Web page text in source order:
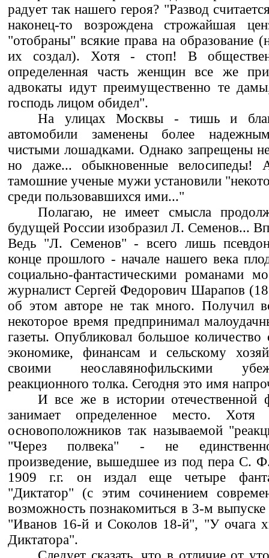
радует так нашего героя? "Развод
наконец-то возрождена строжайшая
"отобраны" всякие права на образование
их создал). Хотя - стоп! В
определенная часть женщин все же
адвокаты идут преимущественно те
господь лицом обидел".
На улицах Москвы - тишь и
автомобили заменены более
чистыми лошадками. Однако запрещены
но даже... обыкновенные
тамошние ученые мужи установили
среди пользовавшихся ими..."
Полагаю, не имеет смысла
будущей России изобразил Л. Семенов...
Ведь "Л. Семенов" - всего лишь
конце прошлого - начале нашего века
социально-фантастическими романами
журналист Сергей Федорович Шарапов
об этом авторе не так много. Получил
некоторое время предпринимал
газеты. Опубликовал большое
экономике, финансам и сельскому
своими неославянофильскими
реакционного толка. Сегодня это имя
И все же в истории отечественной
занимает определенное место.
основоположников так называемой
"Через полвека" - не
произведение, вышедшее из под пера С.
1909 г.г. он издал еще четыре
"Диктатор" (с этим сочинением
возможность познакомиться в 3-м
"Иванов 16-й и Соколов 18-й", "У очага
Диктатора".